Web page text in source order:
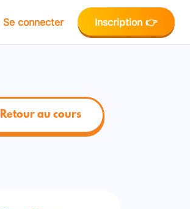
Se connecter Inscription 👉
Retour au cours